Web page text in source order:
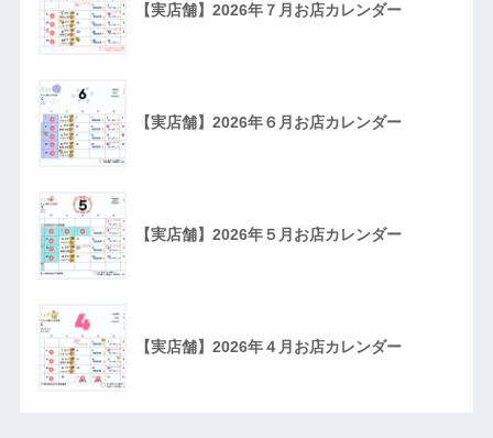
【実店舗】2026年７月お店カレンダー
【実店舗】2026年６月お店カレンダー
【実店舗】2026年５月お店カレンダー
【実店舗】2026年４月お店カレンダー